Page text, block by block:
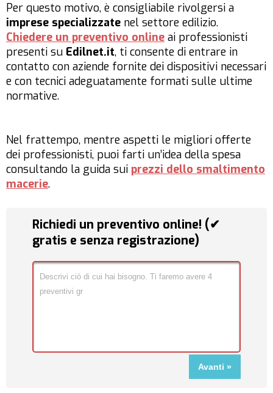
Per questo motivo, è consigliabile rivolgersi a
imprese specializzate nel settore edilizio.
Chiedere un preventivo online ai professionisti
presenti su Edilnet.it, ti consente di entrare in
contatto con aziende fornite dei dispositivi necessari
e con tecnici adeguatamente formati sulle ultime
normative.
Nel frattempo, mentre aspetti le migliori offerte
dei professionisti, puoi farti un’idea della spesa
consultando la guida sui prezzi dello smaltimento
macerie.
Richiedi un preventivo online! (✔
gratis e senza registrazione)